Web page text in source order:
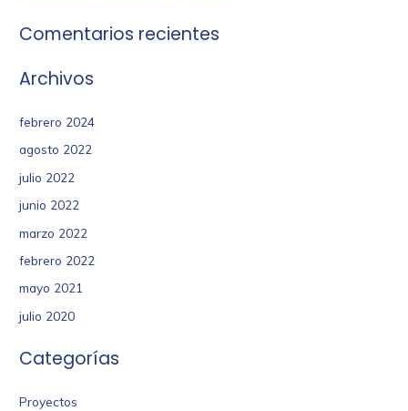
Comentarios recientes
Archivos
febrero 2024
agosto 2022
julio 2022
junio 2022
marzo 2022
febrero 2022
mayo 2021
julio 2020
Categorías
Proyectos